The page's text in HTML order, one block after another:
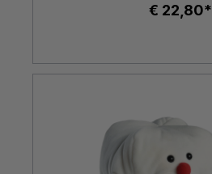
€ 22,80*